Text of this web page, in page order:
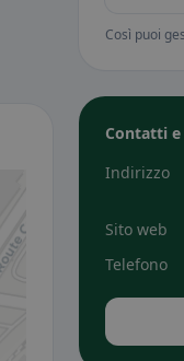
Così puoi
Contatti
Indirizzo
Sito web
Telefono